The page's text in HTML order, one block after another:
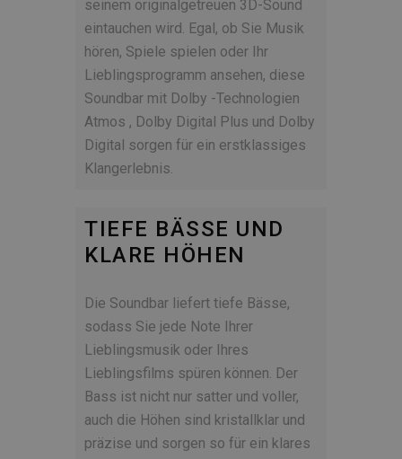
seinem originalgetreuen 3D-Sound
eintauchen wird. Egal, ob Sie Musik
hören, Spiele spielen oder Ihr
Lieblingsprogramm ansehen, diese
Soundbar mit Dolby -Technologien
Atmos , Dolby Digital Plus und Dolby
Digital sorgen für ein erstklassiges
Klangerlebnis.
TIEFE BÄSSE UND
KLARE HÖHEN
Die Soundbar liefert tiefe Bässe,
sodass Sie jede Note Ihrer
Lieblingsmusik oder Ihres
Lieblingsfilms spüren können. Der
Bass ist nicht nur satter und voller,
auch die Höhen sind kristallklar und
präzise und sorgen so für ein klares